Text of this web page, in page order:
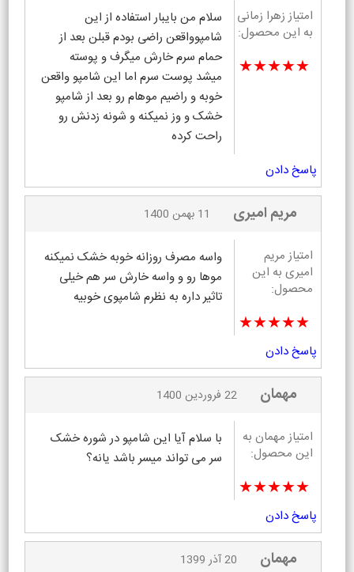
امتیاز زهرا زمانی
به این محصول:
★★★★★
سلام من بایبار استفاده از این
شامپوواقعن راضی بودم قبلن بعد از
حمام سرم خارش میگرف و پوسته
میشد پوست سرم اما این شامپو واقعن
خوبه و راضیم موهام رو بعد از شامپو
خشک و وز نمیکنه و شونه زدنش رو
راحت کرده
پاسخ دادن
مریم امیری 11 بهمن 1400
امتیاز مریم
امیری به این
محصول:
★★★★★
واسه مصرف روزانه خوبه خشک نمیکنه
موها رو و واسه خارش سر هم خیلی
تاثیر داره به نظرم شامپوی خوبیه
پاسخ دادن
مهمان 22 فروردین 1400
امتیاز مهمان به
این محصول:
★★★★★
با سلام آیا این شامپو در شوره خشک
سر می تواند میسر باشد یانه؟
پاسخ دادن
مهمان 20 آذر 1399